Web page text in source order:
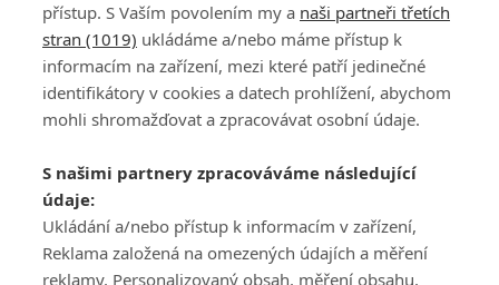
PŘIHLÁSIT
REGISTROVAT
DISKUZE
Šéfredaktorkou webu jePetr Slavík, e-mailserialy@fandimefilmu.cz
Máte-li zájem o inzerci na našem webu napište nám na e-mail
studio@koncal.com
Ochrana osobních údajů|Zásady používání cookies |Pravidla webu
přístup. S Vaším povolením my a naši partneři třetích
stran (1019) ukládáme a/nebo máme přístup k
informacím na zařízení, mezi které patří jedinečné
identifikátory v cookies a datech prohlížení, abychom
mohli shromažďovat a zpracovávat osobní údaje.
S našimi partnery zpracováváme následující
údaje:
Ukládání a/nebo přístup k informacím v zařízení,
Reklama založená na omezených údajích a měření
reklamy, Personalizovaný obsah, měření obsahu,